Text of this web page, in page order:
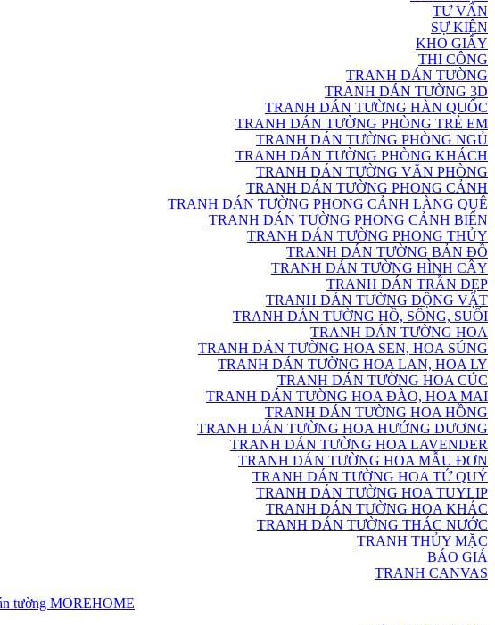
TƯ VẤN
SỰ KIỆN
KHO GIẤY
THI CÔNG
TRANH DÁN TƯỜNG
TRANH DÁN TƯỜNG 3D
TRANH DÁN TƯỜNG HÀN QUỐC
TRANH DÁN TƯỜNG PHÒNG TRẺ EM
TRANH DÁN TƯỜNG PHÒNG NGỦ
TRANH DÁN TƯỜNG PHÒNG KHÁCH
TRANH DÁN TƯỜNG VĂN PHÒNG
TRANH DÁN TƯỜNG PHONG CẢNH
TRANH DÁN TƯỜNG PHONG CẢNH LÀNG QUÊ
TRANH DÁN TƯỜNG PHONG CẢNH BIỂN
TRANH DÁN TƯỜNG PHONG THỦY
TRANH DÁN TƯỜNG BẢN ĐỒ
TRANH DÁN TƯỜNG HÌNH CÂY
TRANH DÁN TRẦN ĐẸP
TRANH DÁN TƯỜNG ĐỘNG VẬT
TRANH DÁN TƯỜNG HỒ, SÔNG, SUỐI
TRANH DÁN TƯỜNG HOA
TRANH DÁN TƯỜNG HOA SEN, HOA SÚNG
TRANH DÁN TƯỜNG HOA LAN, HOA LY
TRANH DÁN TƯỜNG HOA CÚC
TRANH DÁN TƯỜNG HOA ĐÀO, HOA MAI
TRANH DÁN TƯỜNG HOA HỒNG
TRANH DÁN TƯỜNG HOA HƯỚNG DƯƠNG
TRANH DÁN TƯỜNG HOA LAVENDER
TRANH DÁN TƯỜNG HOA MẪU ĐƠN
TRANH DÁN TƯỜNG HOA TỨ QUÝ
TRANH DÁN TƯỜNG HOA TUYLIP
TRANH DÁN TƯỜNG HOA KHÁC
TRANH DÁN TƯỜNG THÁC NƯỚC
TRANH THỦY MẶC
BÁO GIÁ
TRANH CANVAS